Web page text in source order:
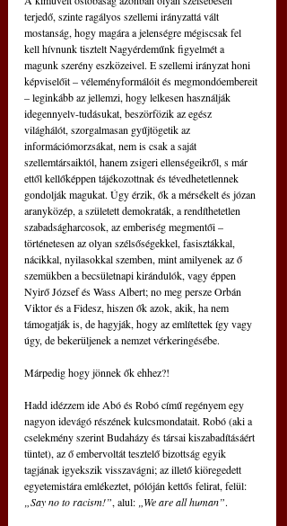
terjedő, szinte ragályos szellemi irányzattá vált
mostanság, hogy magára a jelenségre mégiscsak fel
kell hívnunk tisztelt Nagyérdeműnk figyelmét a
magunk szerény eszközeivel. E szellemi irányzat honi
képviselőit – véleményformálóit és megmondóembereit
– leginkább az jellemzi, hogy lelkesen használják
idegennyelv-tudásukat, beszörfözik az egész
világhálót, szorgalmasan gyűjtögetik az
információmorzsákat, nem is csak a saját
szellemtársaiktól, hanem zsigeri ellenségeikről, s már
ettől kellőképpen tájékozottnak és tévedhetetlennek
gondolják magukat. Úgy érzik, ők a mérsékelt és józan
aranyközép, a született demokraták, a rendíthetetlen
szabadságharcosok, az emberiség megmentői –
történetesen az olyan szélsőségekkel, fasisztákkal,
nácikkal, nyilasokkal szemben, mint amilyenek az ő
szemükben a becsületnapi kirándulók, vagy éppen
Nyirő József és Wass Albert; no meg persze Orbán
Viktor és a Fidesz, hiszen ők azok, akik, ha nem
támogatják is, de hagyják, hogy az említettek így vagy
úgy, de bekerüljenek a nemzet vérkeringésébe.
Márpedig hogy jönnek ők ehhez?!
Hadd idézzem ide Abó és Robó című regényem egy
nagyon idevágó részének kulcsmondatait. Robó (aki a
cselekmény szerint Budaházy és társai kiszabadításáért
tüntet), az ő embervoltát tesztelő bizottság egyik
tagjának igyekszik visszavágni; az illető kiöregedett
egyetemistára emlékeztet, pólóján kettős felirat, felül:
„Say no to racism!”, alul: „We are all human”.